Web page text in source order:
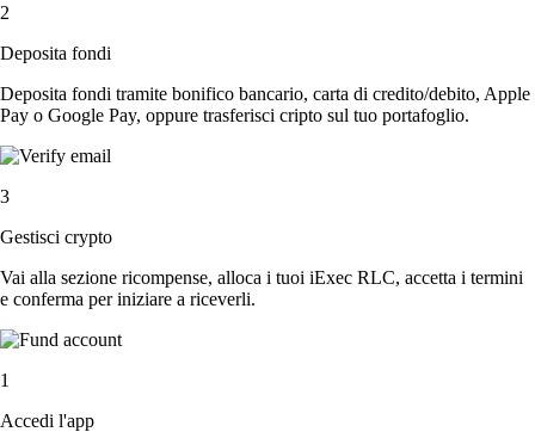
2
Deposita fondi
Deposita fondi tramite bonifico bancario, carta di credito/debito, Apple
Pay o Google Pay, oppure trasferisci cripto sul tuo portafoglio.
3
Gestisci crypto
Vai alla sezione ricompense, alloca i tuoi iExec RLC, accetta i termini
e conferma per iniziare a riceverli.
1
Accedi l'app